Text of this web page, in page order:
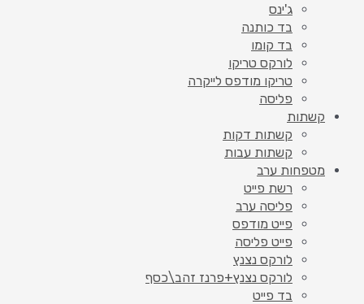
ג'ינס
בד כותנה
בד קומו
לורקס טריקו
טריקו מודפס לייקרה
פליסה
קשתות
קשתות דקות
קשתות עבות
מטפחות ערב
רשת פייט
פליסה ערב
פייט מודפס
פייט פליסה
לורקס נצנץ
לורקס נצנץ+פרנז זהב\כסף
בד פייט